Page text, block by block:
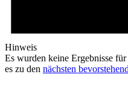
Hinweis
Es wurden keine Ergebnisse
es zu den nächsten